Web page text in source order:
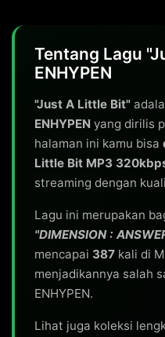
Tentang Lagu
ENHYPEN
"Just A Little Bit"
ENHYPEN yang dirilis
halaman ini kamu bisa
Little Bit MP3
streaming dengan
Lagu ini merupakan
"DIMENSION :
mencapai 387 kali di
menjadikannya salah
ENHYPEN.
Lihat juga koleksi